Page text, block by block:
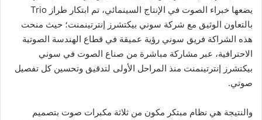
يضعها خبراء الصوت في الإنتاج السينمائي، تم ابتكار طراز Trio
بالتعاون الوثيق مع شركة سوني بيكتشرز إنترتينمنت؛ حيث منحت
هذه الشراكة فريق سوني رؤية عميقة في قطاع الهندسة الصوتية
الاحترافية، عبر مشاركة مباشرة من صناع الصوت في سوني
بيكتشرز إنترتينمنت منذ المراحل الأولى لتدقيق وتحسين كل تفصيل
صوتي.
والنتيجة هي نظام مبتكر مكون من ثلاثة مكبرات صوت بتصميم